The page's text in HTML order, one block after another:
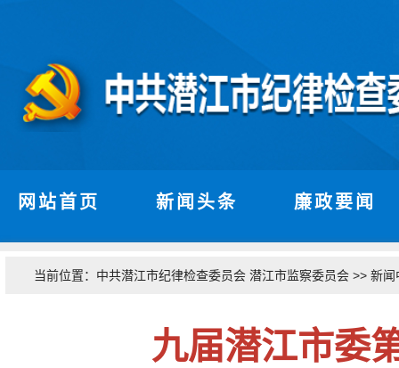
网站首页 新闻头条 廉政要闻
当前位置： 中共潜江市纪律检查委员会 潜江市监察委员会 >> 新闻
九届潜江市委